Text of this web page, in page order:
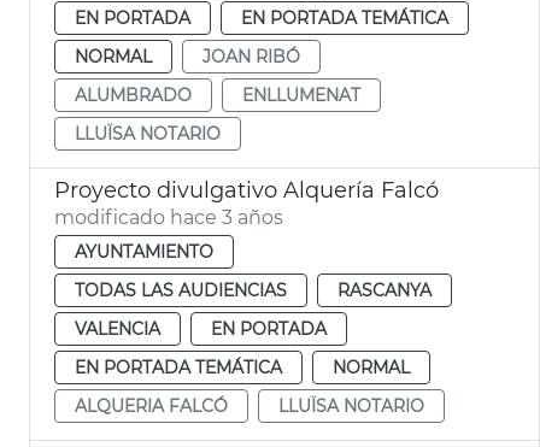
EN PORTADA
EN PORTADA TEMÁTICA
NORMAL
JOAN RIBÓ
ALUMBRADO
ENLLUMENAT
LLUÏSA NOTARIO
Proyecto divulgativo Alquería Falcó
modificado hace 3 años
AYUNTAMIENTO
TODAS LAS AUDIENCIAS
RASCANYA
VALENCIA
EN PORTADA
EN PORTADA TEMÁTICA
NORMAL
ALQUERIA FALCÓ
LLUÏSA NOTARIO